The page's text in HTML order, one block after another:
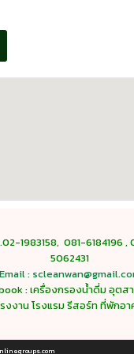
02-1983158, 081-6184196 ,
5062431
Email :
: เครื่องกรองน้ำดี่ม อุตส
งงาน โรงแรม รีสอร์ท ที่พักอ